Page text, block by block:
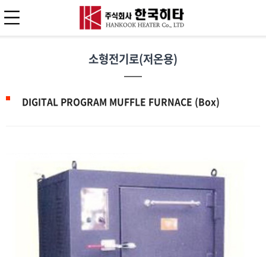
소형전기로(저온용)
DIGITAL PROGRAM MUFFLE FURNACE (Box)